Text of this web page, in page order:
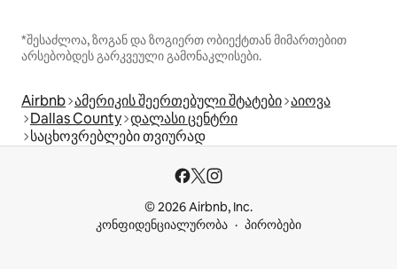
*შესაძლოა, ზოგან და ზოგიერთ ობიექტთან მიმართებით
არსებობდეს გარკვეული გამონაკლისები.
Airbnb ამერიკის შეერთებული შტატები აიოვა
Dallas County დალასი ცენტრი
საცხოვრებლები თვიურად
© 2026 Airbnb, Inc.
კონფიდენციალურობა
პირობები